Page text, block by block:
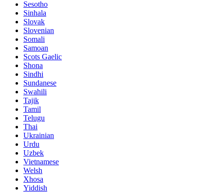
Sesotho
Sinhala
Slovak
Slovenian
Somali
Samoan
Scots Gaelic
Shona
Sindhi
Sundanese
Swahili
Tajik
Tamil
Telugu
Thai
Ukrainian
Urdu
Uzbek
Vietnamese
Welsh
Xhosa
Yiddish